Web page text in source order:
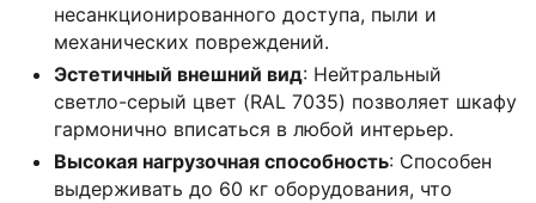
несанкционированного доступа, пыли и
механических повреждений.
Эстетичный внешний вид: Нейтральный
светло-серый цвет (RAL 7035) позволяет шкафу
гармонично вписаться в любой интерьер.
Высокая нагрузочная способность: Способен
выдерживать до 60 кг оборудования, что